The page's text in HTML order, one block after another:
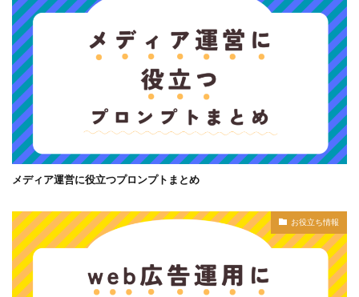
メディア運営に役立つプロンプトまとめ
お役立ち情報